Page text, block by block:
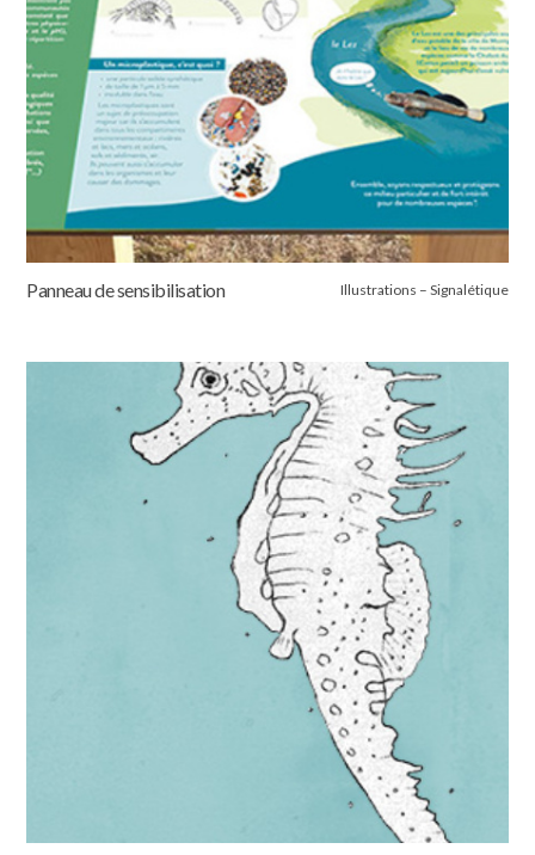
Panneau de sensibilisation Illustrations – Signalétique